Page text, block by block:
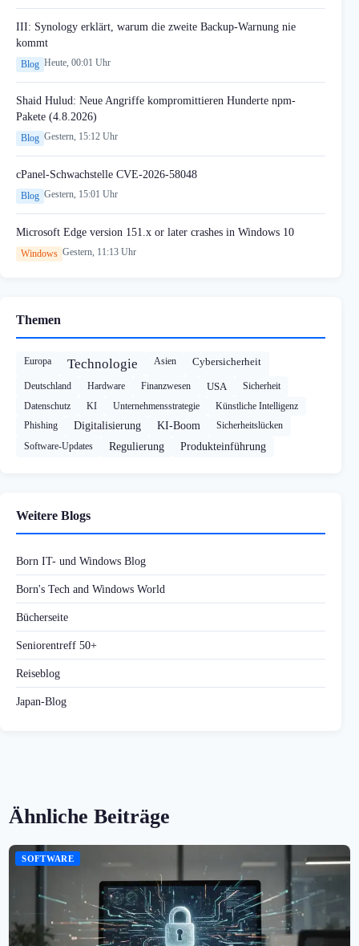
III: Synology erklärt, warum die zweite Backup-Warnung nie
kommt
Blog Heute, 00:01 Uhr
Shaid Hulud: Neue Angriffe kompromittieren Hunderte npm-
Pakete (4.8.2026)
Blog Gestern, 15:12 Uhr
cPanel-Schwachstelle CVE-2026-58048
Blog Gestern, 15:01 Uhr
Microsoft Edge version 151.x or later crashes in Windows 10
Windows Gestern, 11:13 Uhr
Themen
Europa Technologie Asien Cybersicherheit
Deutschland Hardware Finanzwesen USA
Sicherheit
Datenschutz
KI Unternehmensstrategie
Künstliche Intelligenz
Phishing
Digitalisierung KI-Boom
Sicherheitslücken
Software-Updates
Regulierung Produkteinführung
Weitere Blogs
Born IT- und Windows Blog
Born's Tech and Windows World
Bücherseite
Seniorentreff 50+
Reiseblog
Japan-Blog
Ähnliche Beiträge
SOFTWARE